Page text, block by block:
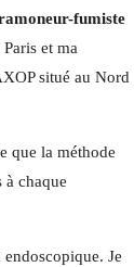
fumiste
Paris et ma
situé au Nord
que la méthode
à chaque
Je